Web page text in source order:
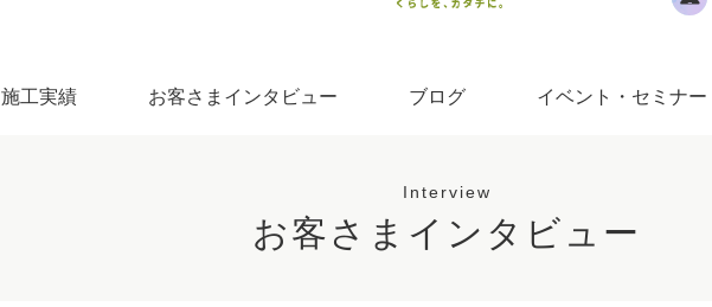
施工実績 お客さまインタビュー ブログ イベント・セミナー
Interview
お客さまインタビュー